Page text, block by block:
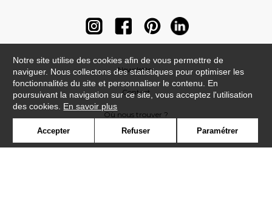
Newsletter
Contact
Où nous trouver ?
Notre site utilise des cookies afin de vous permettre de
naviguer. Nous collectons des statistiques pour optimiser les
fonctionnalités du site et personnaliser le contenu. En
poursuivant la navigation sur ce site, vous acceptez l'utilisation
des cookies. En savoir plus
Accepter Refuser Paramétrer